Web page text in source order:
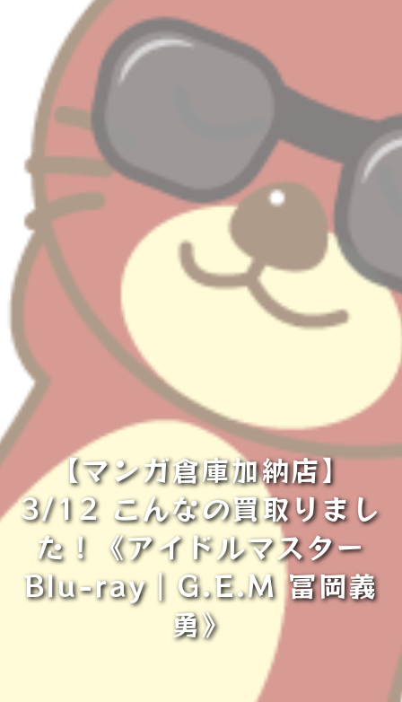
【マンガ倉庫加納店】
3/12 こんなの買取りまし
た！《アイドルマスター
Blu-ray｜G.E.M 冨岡義
勇》